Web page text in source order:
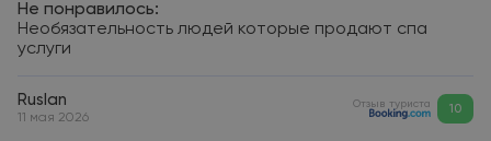
Не понравилось:
Необязательность людей которые продают спа
услуги
Ruslan
11 мая 2026
Отзыв туриста 10